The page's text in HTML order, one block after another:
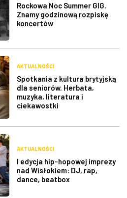
Rockowa Noc Summer GIG.
Znamy godzinową rozpiskę
koncertów
AKTUALNOŚCI
Spotkania z kultura brytyjską
dla seniorów. Herbata,
muzyka, literatura i
ciekawostki
AKTUALNOŚCI
I edycja hip-hopowej imprezy
nad Wisłokiem: DJ, rap,
dance, beatbox